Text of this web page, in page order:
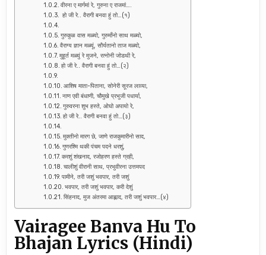
वीरना ए मार्गमां रे, गुरुना ए राजमां….
हो जी रे.. वैरागी बनवा हुं तो…(१)
गुरुकुळ वास मळ्यो, गुरुमाँनो साथ मळ्यो,
वैराग्य ज्ञान मळ्यूं, सौर्यतानो ताज मळ्यो,
मुहूर्त मळ्युं रे मुजने, रत्नोनी जोडथी रे,
हो जी रे.. वैरागी बनवा हुं तो…(२)
आशिष माता-पिताना, सोनेरी सूरज लाव्या,
नाण एवी बंधाणी, चौमुखे प्रभुजी पधार्या,
गुरुवरना शुभ हस्ते, ओघो अपायो रे,
हो जी रे.. वैरागी बनवा हुं तो…(३)
मुक्तीनो मारग छे, जाणे राजकुमारीनो साद,
गुणरश्मि थकी पंचम पदने धरशुं,
करशुं शंखनाद, रजोहरण हस्ते ग्रही,
चालीशुं वीरानी साथ, प्रभुवीरना उत्तमपद
पामीने, तरी जशुं भवपार, तरी जशुं
भवपार, तरी जशुं भवपार, करी देशुं
सिंहनाद, मुज अंतरमा आह्लाद, तरी जशुं भवपार…(४)
Vairagee Banva Hu To
Bhajan Lyrics (Hindi)